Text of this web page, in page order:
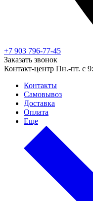
+7 903 796-77-45
Заказать звонок
Контакт-центр Пн.-пт. с
Контакты
Самовывоз
Доставка
Оплата
Еще